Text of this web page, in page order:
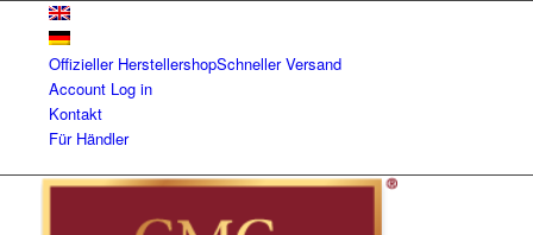
Offizieller HerstellershopSchneller Versand
Account Log in
Kontakt
Für Händler